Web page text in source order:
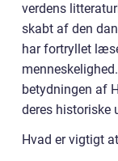
verdens
skabt af den
har fortryllet
betydningen af
deres historiske
Hvad er vigtigt